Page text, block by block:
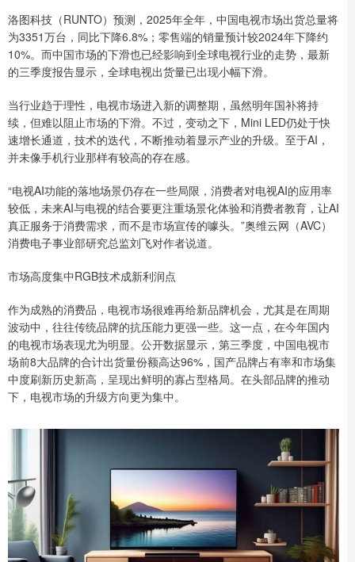
洛图科技（RUNTO）预测，2025年全年，中国电视市场出货总量将
为3351万台，同比下降6.8%；零售端的销量预计较2024年下降约
10%。而中国市场的下滑也已经影响到全球电视行业的走势，最新
的三季度报告显示，全球电视出货量已出现小幅下滑。
当行业趋于理性，电视市场进入新的调整期，虽然明年国补将持
续，但难以阻止市场的下滑。不过，变动之下，Mini LED仍处于快
速增长通道，技术的迭代，不断推动着显示产业的升级。至于AI，
并未像手机行业那样有较高的存在感。
“电视AI功能的落地场景仍存在一些局限，消费者对电视AI的应用率
较低，未来AI与电视的结合要更注重场景化体验和消费者教育，让AI
真正服务于消费需求，而不是市场宣传的噱头。”奥维云网（AVC）
消费电子事业部研究总监刘飞对作者说道。
市场高度集中RGB技术成新利润点
作为成熟的消费品，电视市场很难再给新品牌机会，尤其是在周期
波动中，往往传统品牌的抗压能力更强一些。这一点，在今年国内
的电视市场表现尤为明显。公开数据显示，第三季度，中国电视市
场前8大品牌的合计出货量份额高达96%，国产品牌占有率和市场集
中度刷新历史新高，呈现出鲜明的寡占型格局。在头部品牌的推动
下，电视市场的升级方向更为集中。